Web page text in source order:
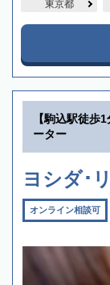
東京都
【駒込駅徒歩
ーター
ヨシダ･
オンライン相談可